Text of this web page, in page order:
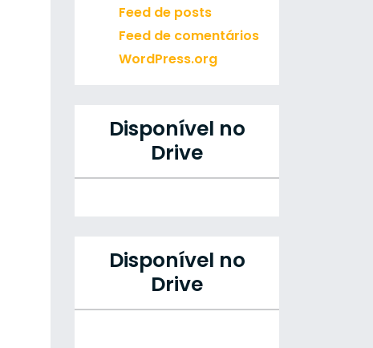
Feed de posts
Feed de comentários
WordPress.org
Disponível no
Drive
Disponível no
Drive